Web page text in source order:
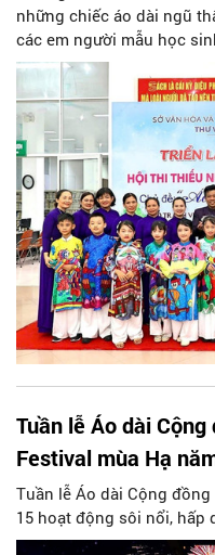
những chiếc áo dài ngũ
các em người mẫu học
và Tuổi thơ”.
Tuần lễ Áo dài
Festival mùa Hạ
Tuần lễ Áo dài Cộng
15 hoạt động sôi nổi, hấp